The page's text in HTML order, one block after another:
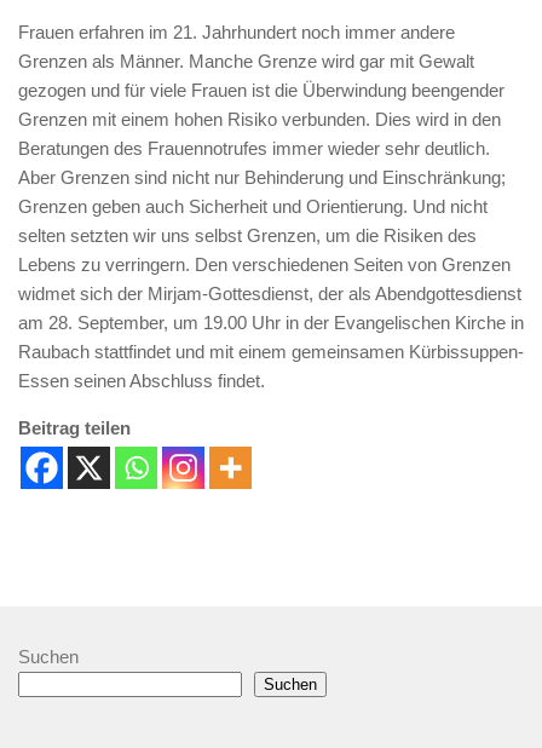
Frauen erfahren im 21. Jahrhundert noch immer andere
Grenzen als Männer. Manche Grenze wird gar mit Gewalt
gezogen und für viele Frauen ist die Überwindung beengender
Grenzen mit einem hohen Risiko verbunden. Dies wird in den
Beratungen des Frauennotrufes immer wieder sehr deutlich.
Aber Grenzen sind nicht nur Behinderung und Einschränkung;
Grenzen geben auch Sicherheit und Orientierung. Und nicht
selten setzten wir uns selbst Grenzen, um die Risiken des
Lebens zu verringern. Den verschiedenen Seiten von Grenzen
widmet sich der Mirjam-Gottesdienst, der als Abendgottesdienst
am 28. September, um 19.00 Uhr in der Evangelischen Kirche in
Raubach stattfindet und mit einem gemeinsamen Kürbissuppen-
Essen seinen Abschluss findet.
Beitrag teilen
Suchen
Suchen